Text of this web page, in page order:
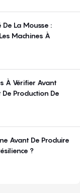
De La Mousse :
Machines À
À Vérifier Avant
Production De
Avant De Produire
?